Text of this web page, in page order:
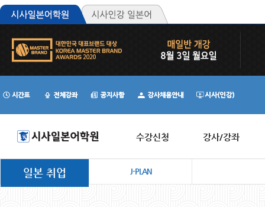
수강신청 강사/강좌
일본 취업 J-PLAN